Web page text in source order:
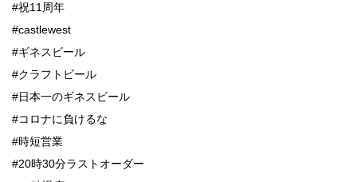
#祝11周年
#castlewest
#ギネスビール
#クラフトビール
#日本一のギネスビール
#コロナに負けるな
#時短営業
#20時30分ラストオーダー